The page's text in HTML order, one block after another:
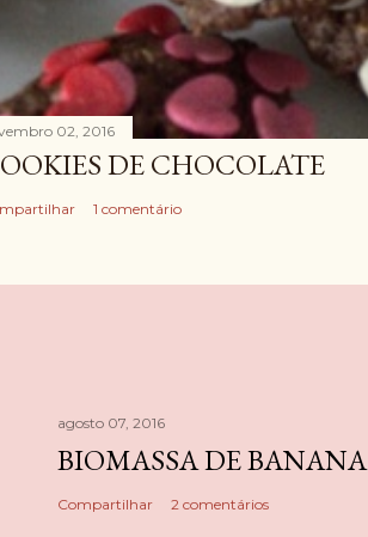
02, 2016
DE CHOCOLATE
1 comentário
agosto 07, 2016
BIOMASSA DE BANANA
Compartilhar 2 comentários